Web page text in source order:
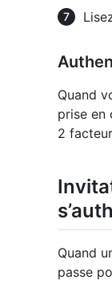
Quand
prise en
2
Quand
passe